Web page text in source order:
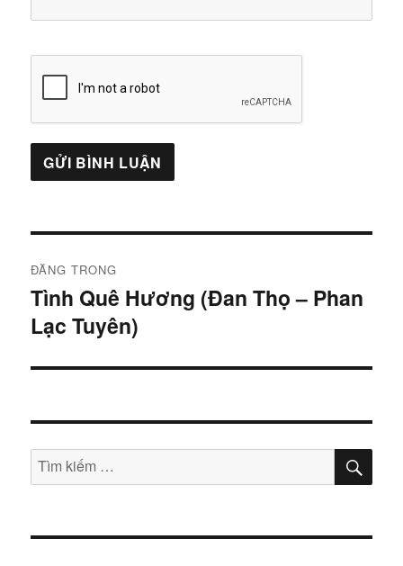
hướng
bài
viết
ĐĂNG TRONG
Tình Quê Hương (Đan Thọ – Phan
Lạc Tuyên)
Tìm
kiếm:
TÌM